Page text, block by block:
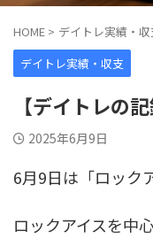
HOME > デイトレ実績・収
デイトレ実績・収支
【デイトレの
2025年6月9日
6月9日は「ロック
ロックアイスを中